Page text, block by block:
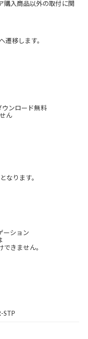
STP
購入商品以外の取付に関
移します。
ンロード無料
ん
なります。
ーション
きません。